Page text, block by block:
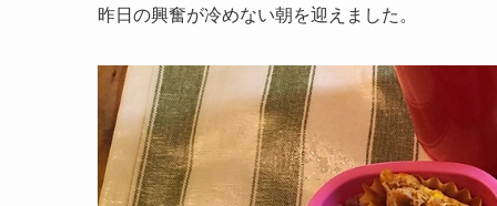
昨日の興奮が冷めない朝を迎えました。